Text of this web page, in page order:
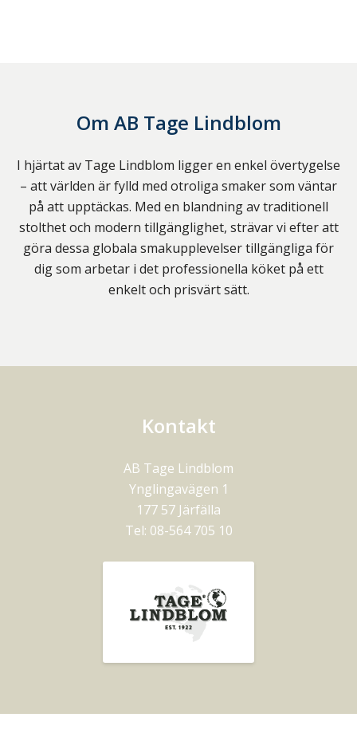
Om AB Tage Lindblom
I hjärtat av Tage Lindblom ligger en enkel övertygelse
– att världen är fylld med otroliga smaker som väntar
på att upptäckas. Med en blandning av traditionell
stolthet och modern tillgänglighet, strävar vi efter att
göra dessa globala smakupplevelser tillgängliga för
dig som arbetar i det professionella köket på ett
enkelt och prisvärt sätt.
Kontakt
AB Tage Lindblom
Ynglingavägen 1
177 57 Järfälla
Tel: 08-564 705 10